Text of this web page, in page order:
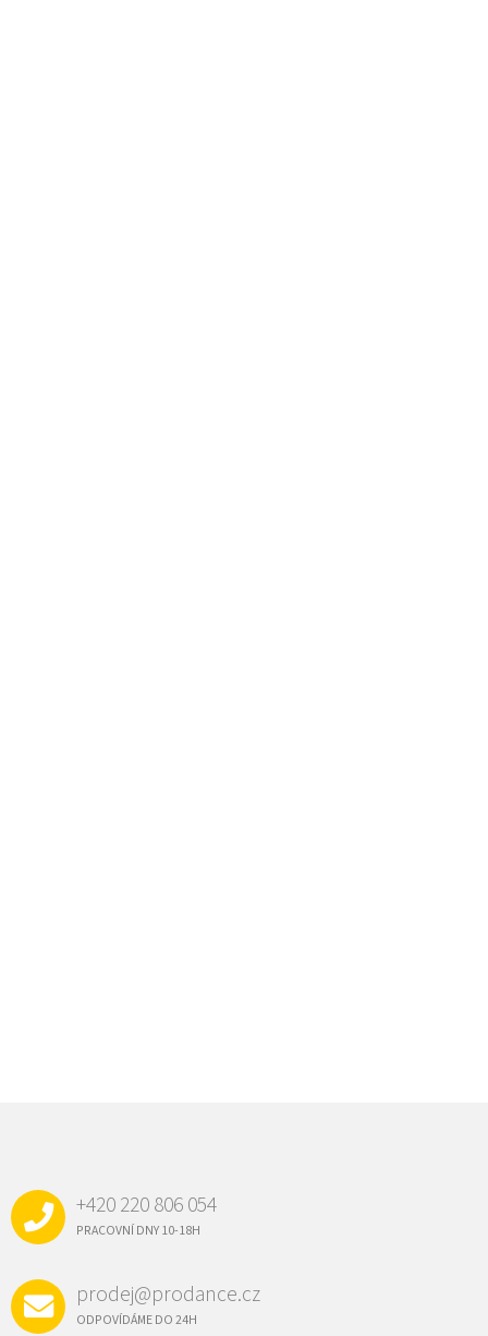
+420 220 806 054
PRACOVNÍ DNY 10-18H
prodej@prodance.cz
ODPOVÍDÁME DO 24H